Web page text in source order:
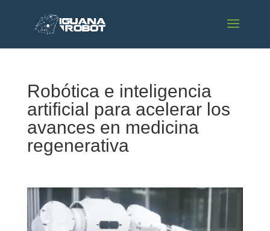
Robótica e inteligencia
artificial para acelerar los
avances en medicina
regenerativa